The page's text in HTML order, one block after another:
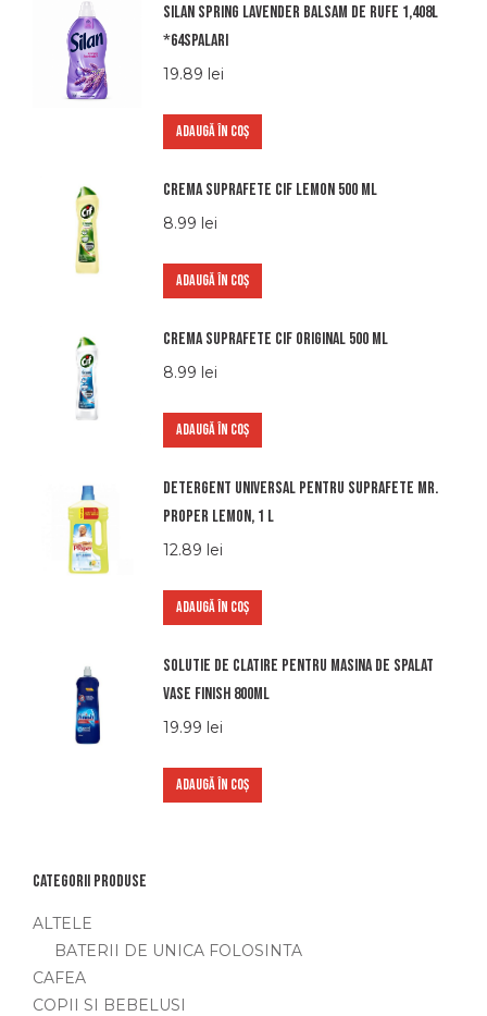
Silan spring lavender balsam de rufe 1,408l
*64spalari
19.89 lei
ADAUGĂ ÎN COȘ
Crema suprafete Cif Lemon 500 ml
8.99 lei
ADAUGĂ ÎN COȘ
Crema suprafete Cif Original 500 ml
8.99 lei
ADAUGĂ ÎN COȘ
Detergent universal pentru suprafete Mr.
Proper Lemon, 1 l
12.89 lei
ADAUGĂ ÎN COȘ
Solutie de clatire pentru masina de spalat
vase Finish 800ml
19.99 lei
ADAUGĂ ÎN COȘ
Categorii produse
ALTELE
BATERII DE UNICA FOLOSINTA
CAFEA
COPII SI BEBELUSI